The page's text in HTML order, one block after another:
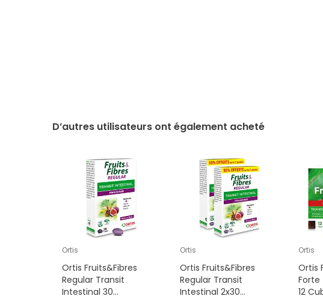
D’autres utilisateurs ont également acheté
Ortis
Ortis Fruits&Fibres
Regular Transit
Intestinal 30
Ortis
Ortis Fruits&Fibres
Regular Transit
Intestinal 2x30
Ortis
Ortis
Forte
12